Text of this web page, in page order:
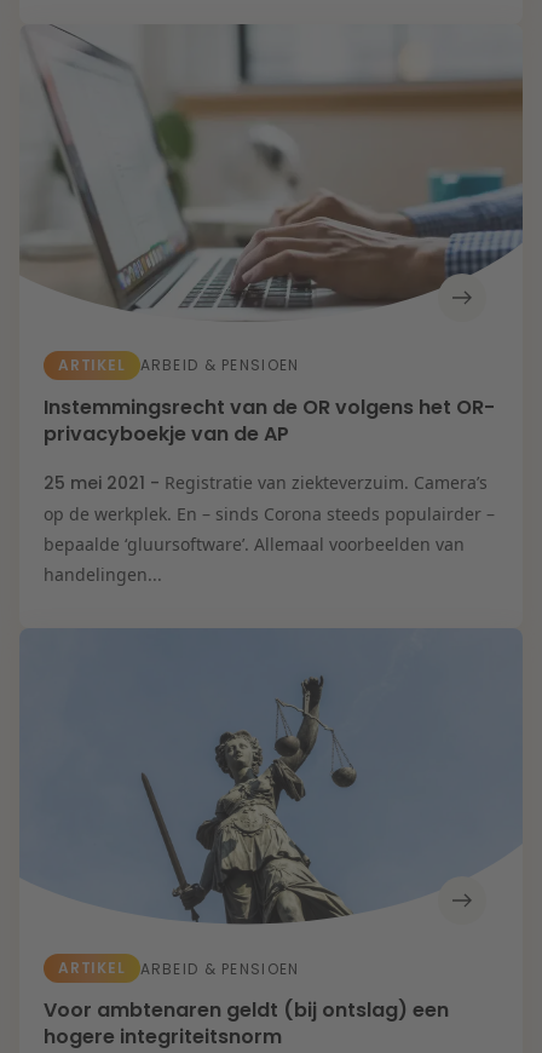
ARTIKEL ARBEID & PENSIOEN
Instemmingsrecht van de OR volgens het OR-
privacyboekje van de AP
25 mei 2021 - Registratie van ziekteverzuim. Camera’s
op de werkplek. En – sinds Corona steeds populairder –
bepaalde ‘gluursoftware’. Allemaal voorbeelden van
handelingen...
ARTIKEL ARBEID & PENSIOEN
Voor ambtenaren geldt (bij ontslag) een
hogere integriteitsnorm